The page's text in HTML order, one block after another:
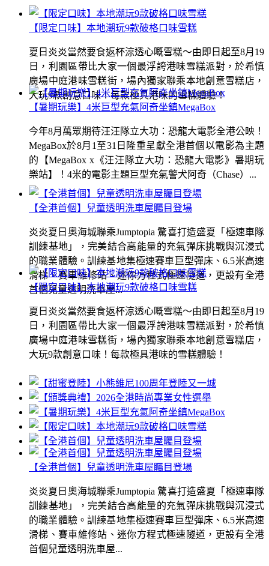
【限定口味】本地潮玩9款破格口味雪糕
夏日炎炎當然要食返杯涼透心嘅雪糕～由即日起至8月19
日，利園區帶比大家一個最浮誇港味雪糕派對，於希慎
廣場中庭港味雪糕街，場內獨家聯乘本地創意雪糕店，
大玩9款創意口味！每款極具港味的雪糕體驗！
【全港首個】兒童透明洗車屋矚目登場
炎炎夏日奧海城聯乘Jumptopia 驚喜打造盛夏「極速車隊
訓練基地」，完美結合高能量的充氣彈床挑戰與沉浸式
的職業體驗。訓練基地集極速賽車巨型彈床、6.5米高速
滑梯、賽車維修站、迷你方程式極速隧道，更設有全港
首個兒童透明洗車屋...
【暑期玩樂】4米巨型充氣阿奇坐鎮MegaBox
今年8月萬眾期待汪汪隊立大功：恐龍大電影全港公映！
MegaBox於8月1至31日隆重呈獻全港首個以電影為主題
的【MegaBox x《汪汪隊立大功：恐龍大電影》暑期玩
樂站】！4米的電影主題巨型充氣警犬阿奇（Chase）...
【限定口味】本地潮玩9款破格口味雪糕
夏日炎炎當然要食返杯涼透心嘅雪糕～由即日起至8月19
日，利園區帶比大家一個最浮誇港味雪糕派對，於希慎
廣場中庭港味雪糕街，場內獨家聯乘本地創意雪糕店，
大玩9款創意口味！每款極具港味的雪糕體驗！
【全港首個】兒童透明洗車屋矚目登場
炎炎夏日奧海城聯乘Jumptopia 驚喜打造盛夏「極速車隊
訓練基地」，完美結合高能量的充氣彈床挑戰與沉浸式
的職業體驗。訓練基地集極速賽車巨型彈床、6.5米高速
滑梯、賽車維修站、迷你方程式極速隧道，更設有全港
首個兒童透明洗車屋...